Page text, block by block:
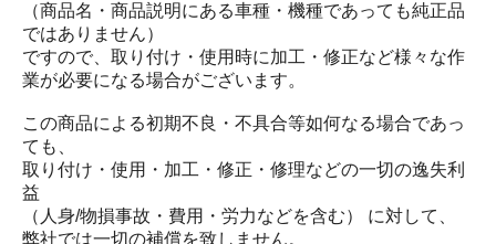
（商品名・商品説明にある車種・機種であっても純正品
ではありません）
ですので、取り付け・使用時に加工・修正など様々な作
業が必要になる場合がございます。
この商品による初期不良・不具合等如何なる場合であっ
ても、
取り付け・使用・加工・修正・修理などの一切の逸失利
益
（人身/物損事故・費用・労力などを含む） に対して、
弊社では一切の補償を致しません。